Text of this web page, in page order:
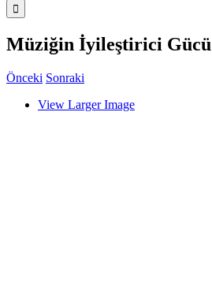
Müziğin İyileştirici Gücü
Önceki Sonraki
View Larger Image